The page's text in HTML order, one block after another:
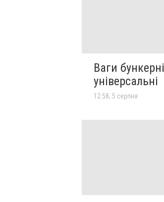
Ваги бункерні
універсальні
12:58, 5 серпня